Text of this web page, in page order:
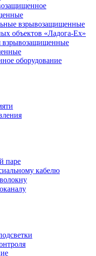
взрывозащищенные
объектов «Ладога-Ex»
взрывозащищенные
оборудование
паре
кабелю